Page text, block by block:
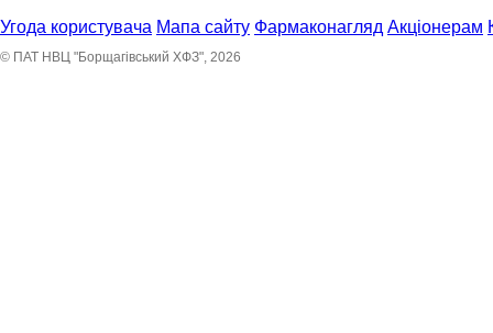
Угода користувача Мапа сайту Фармаконагляд Акціонерам
© ПАТ НВЦ "Борщагівський ХФЗ", 2026